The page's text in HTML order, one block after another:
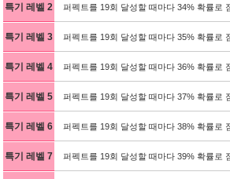
특기 레벨 2 퍼펙트를 19회 달성할 때마다 34% 확률로
특기 레벨 3 퍼펙트를 19회 달성할 때마다 35% 확률로
특기 레벨 4 퍼펙트를 19회 달성할 때마다 36% 확률로
특기 레벨 5 퍼펙트를 19회 달성할 때마다 37% 확률로
특기 레벨 6 퍼펙트를 19회 달성할 때마다 38% 확률로
특기 레벨 7 퍼펙트를 19회 달성할 때마다 39% 확률로